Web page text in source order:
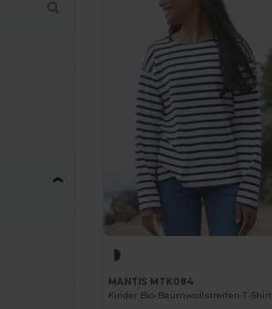
MANTIS MTK084
Kinder Bio-Baumwollstreifen T-Shirt